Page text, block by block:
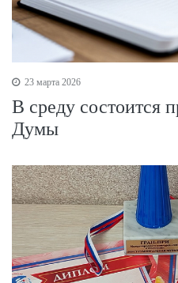
23 марта 2026
В среду состоится
Думы